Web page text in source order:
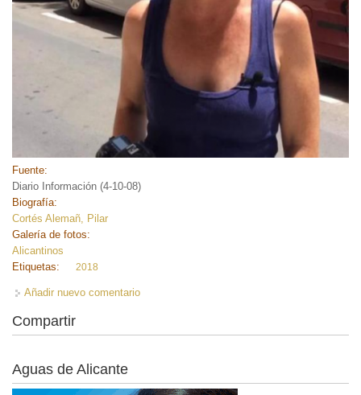
Fuente:
Diario Información (4-10-08)
Biografía:
Cortés Alemañ, Pilar
Galería de fotos:
Alicantinos
Etiquetas:
2018
Añadir nuevo comentario
Compartir
Aguas de Alicante